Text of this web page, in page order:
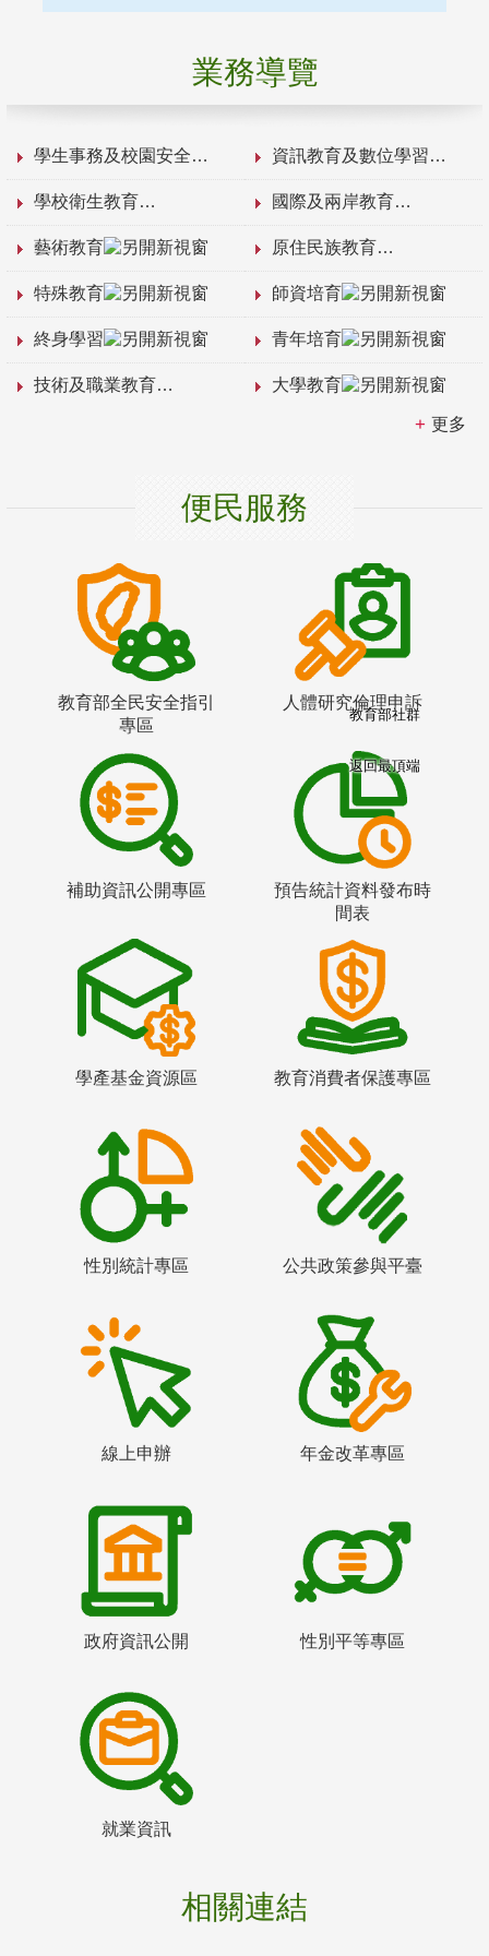
業務導覽
學生事務及校園安全 資訊教育及數位學習
學校衛生教育 國際及兩岸教育
藝術教育 原住民族教育
特殊教育 師資培育
終身學習 青年培育
技術及職業教育 大學教育
更多
便民服務
教育部全民安全指引
專區
人體研究倫理申訴
補助資訊公開專區
預告統計資料發布時
間表
學產基金資源區 教育消費者保護專區
性別統計專區 公共政策參與平臺
線上申辦 年金改革專區
政府資訊公開 性別平等專區
就業資訊
相關連結
教育部社群
返回最頂端